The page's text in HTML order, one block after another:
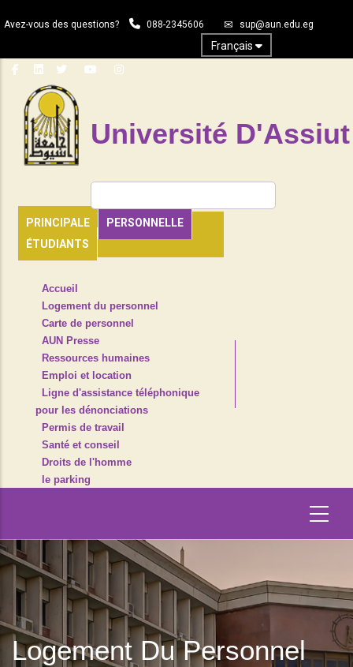
au
principal
Avez-vous des questions? 088-2345606 sup@aun.edu.eg
Français
Université D'Assiut
PRINCIPALE
PERSONNELLE
ÉTUDIANTS
HEADER
NAVIGATION
Accueil
Logement du personnel
Carte de personnel
AUN Presse
Ressources humaines
Emploi et location
Ligne d'assistance téléphonique
pour les dénonciations
Permis de travail
Santé et conseil
Droits de l'homme
le parking
Logement Du Personnel